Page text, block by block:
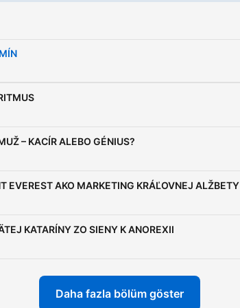
– KACÍR ALEBO GÉNIUS?
EVEREST AKO MARKETING KRÁĽOVNEJ ALŽBETY
KATARÍNY ZO SIENY K ANOREXII
Daha fazla bölüm göster